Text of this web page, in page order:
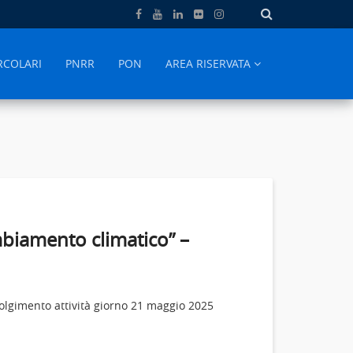
PNRR PON AREA RISERVATA
climatico” –
attività giorno 21 maggio 2025